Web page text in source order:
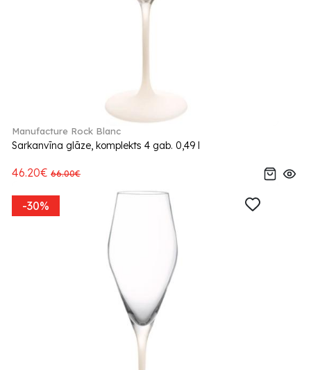
Manufacture Rock Blanc
Sarkanvīna glāze, komplekts 4 gab. 0,49 l
46.20€ 66.00€
-30%